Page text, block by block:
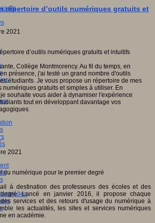
répertoire d’outils numériques gratuits et
2021
Collège Montmorency. Au fil du temps, en
présence, j'ai testé un grand nombre d'outils
étudiants. Je vous propose un répertoire de mes
gratuits et simples à utiliser. En
souhaite vous aider à dynamiser l'expérience
tout en développant davantage vos
2021
à destination des professeurs des écoles et des
Lancé en janvier 2016, il propose chaque
services et des retours d'usage du numérique à
les actualités, les sites et services numériques
en académie.